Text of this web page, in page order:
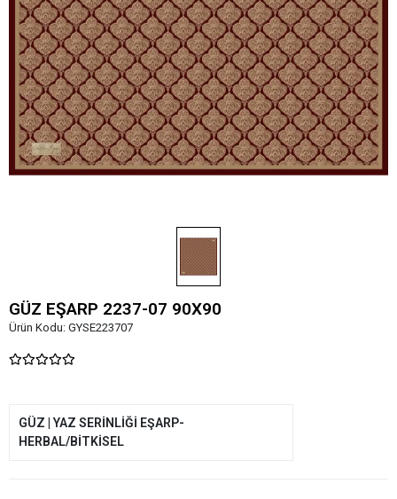
GÜZ EŞARP 2237-07 90X90
Ürün Kodu: GYSE223707
GÜZ | YAZ SERİNLİĞİ EŞARP-
HERBAL/BİTKİSEL